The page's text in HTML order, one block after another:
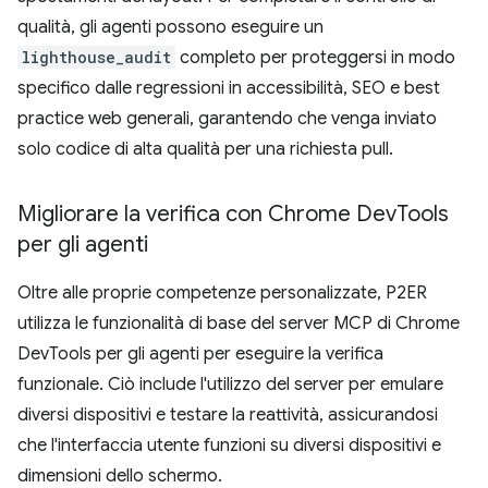
qualità, gli agenti possono eseguire un
lighthouse_audit completo per proteggersi in modo
specifico dalle regressioni in accessibilità, SEO e best
practice web generali, garantendo che venga inviato
solo codice di alta qualità per una richiesta pull.
Migliorare la verifica con Chrome DevTools
per gli agenti
Oltre alle proprie competenze personalizzate, P2ER
utilizza le funzionalità di base del server MCP di Chrome
DevTools per gli agenti per eseguire la verifica
funzionale. Ciò include l'utilizzo del server per emulare
diversi dispositivi e testare la reattività, assicurandosi
che l'interfaccia utente funzioni su diversi dispositivi e
dimensioni dello schermo.